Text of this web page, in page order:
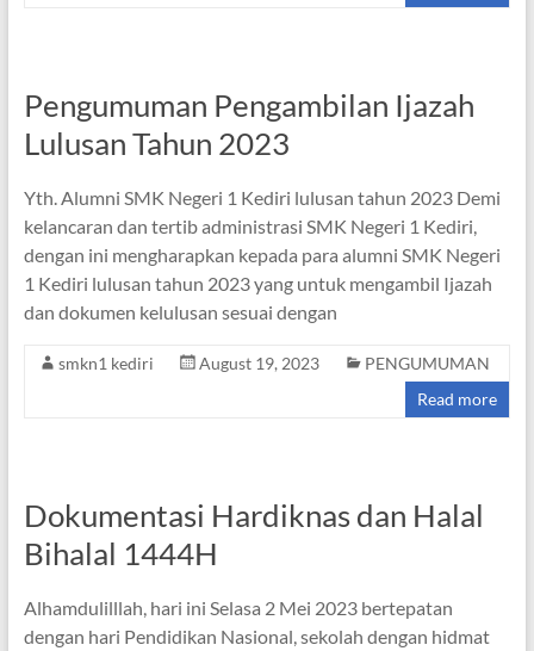
Pengumuman Pengambilan Ijazah
Lulusan Tahun 2023
Yth. Alumni SMK Negeri 1 Kediri lulusan tahun 2023 Demi
kelancaran dan tertib administrasi SMK Negeri 1 Kediri,
dengan ini mengharapkan kepada para alumni SMK Negeri
1 Kediri lulusan tahun 2023 yang untuk mengambil Ijazah
dan dokumen kelulusan sesuai dengan
smkn1 kediri August 19, 2023
PENGUMUMAN
Read more
Dokumentasi Hardiknas dan Halal
Bihalal 1444H
Alhamdulilllah, hari ini Selasa 2 Mei 2023 bertepatan
dengan hari Pendidikan Nasional, sekolah dengan hidmat